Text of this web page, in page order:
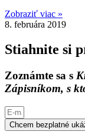
Zobraziť viac »
8. februára 2019
Stiahnite si
Zoznámte sa s
Zápisníkom, s
Chcem bezplatné